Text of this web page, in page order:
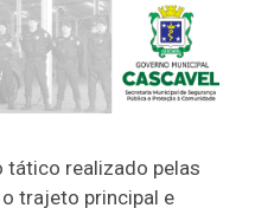
tático realizado pelas
trajeto principal e